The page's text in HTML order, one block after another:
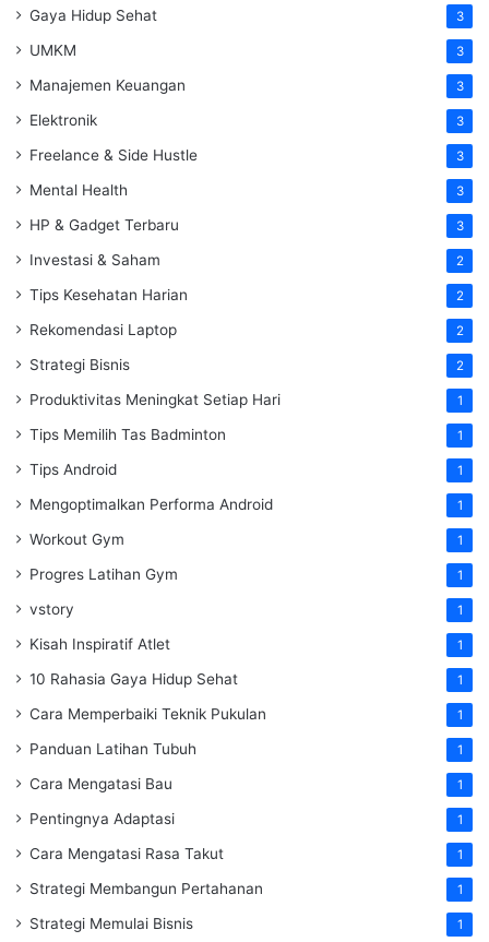
Gaya Hidup Sehat 3
UMKM 3
Manajemen Keuangan 3
Elektronik 3
Freelance & Side Hustle 3
Mental Health 3
HP & Gadget Terbaru 3
Investasi & Saham 2
Tips Kesehatan Harian 2
Rekomendasi Laptop 2
Strategi Bisnis 2
Produktivitas Meningkat Setiap Hari 1
Tips Memilih Tas Badminton 1
Tips Android 1
Mengoptimalkan Performa Android 1
Workout Gym 1
Progres Latihan Gym 1
vstory 1
Kisah Inspiratif Atlet 1
10 Rahasia Gaya Hidup Sehat 1
Cara Memperbaiki Teknik Pukulan 1
Panduan Latihan Tubuh 1
Cara Mengatasi Bau 1
Pentingnya Adaptasi 1
Cara Mengatasi Rasa Takut 1
Strategi Membangun Pertahanan 1
Strategi Memulai Bisnis 1